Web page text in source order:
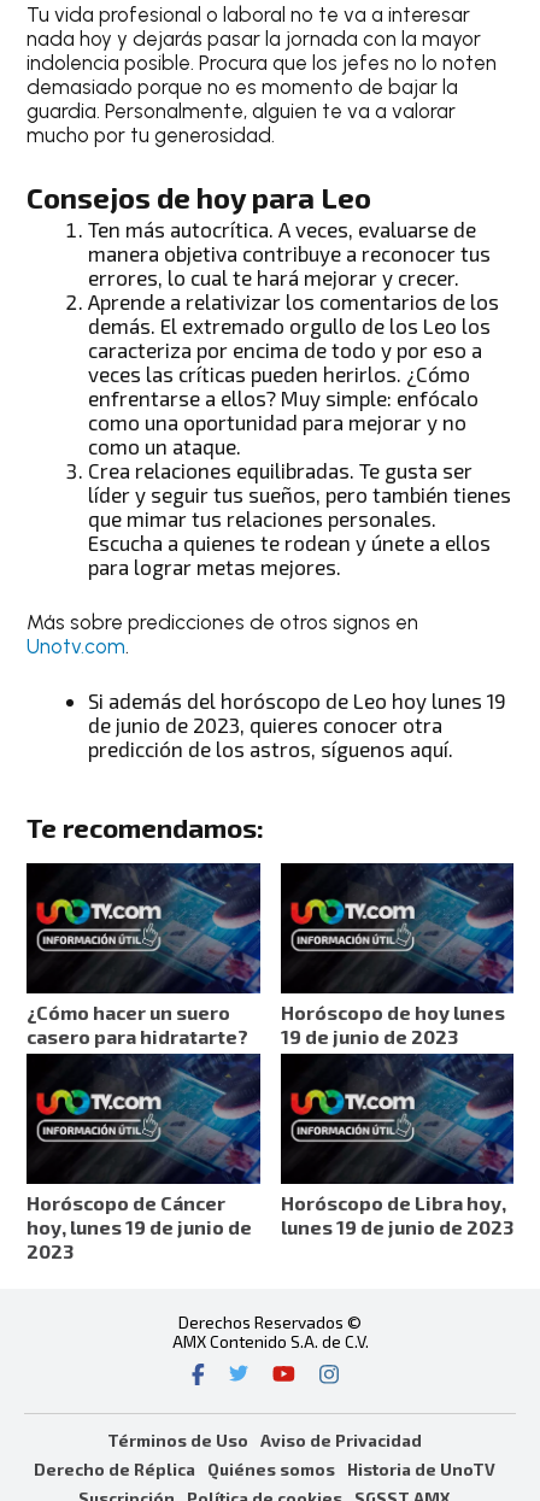
Tu vida profesional o laboral no te va a interesar
nada hoy y dejarás pasar la jornada con la mayor
indolencia posible. Procura que los jefes no lo noten
demasiado porque no es momento de bajar la
guardia. Personalmente, alguien te va a valorar
mucho por tu generosidad.
Consejos de hoy para Leo
Ten más autocrítica. A veces, evaluarse de
manera objetiva contribuye a reconocer tus
errores, lo cual te hará mejorar y crecer.
Aprende a relativizar los comentarios de los
demás. El extremado orgullo de los Leo los
caracteriza por encima de todo y por eso a
veces las críticas pueden herirlos. ¿Cómo
enfrentarse a ellos? Muy simple: enfócalo
como una oportunidad para mejorar y no
como un ataque.
Crea relaciones equilibradas. Te gusta ser
líder y seguir tus sueños, pero también tienes
que mimar tus relaciones personales.
Escucha a quienes te rodean y únete a ellos
para lograr metas mejores.
Más sobre predicciones de otros signos en
Unotv.com.
Si además del horóscopo de Leo hoy lunes 19
de junio de 2023, quieres conocer otra
predicción de los astros, síguenos aquí.
Te recomendamos:
¿Cómo hacer un suero
casero para hidratarte?
Horóscopo de hoy lunes
19 de junio de 2023
Horóscopo de Cáncer
hoy, lunes 19 de junio de
2023
Horóscopo de Libra hoy,
lunes 19 de junio de 2023
Derechos Reservados ©
AMX Contenido S.A. de C.V.
Términos de Uso
Aviso de Privacidad
Derecho de Réplica
Quiénes somos
Historia de UnoTV